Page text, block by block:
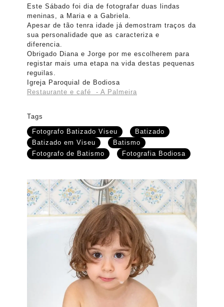
Este Sábado foi dia de fotografar duas lindas
meninas, a Maria e a Gabriela.
Apesar de tão tenra idade já demostram traços da
sua personalidade que as caracteriza e
diferencia.
Obrigado Diana e Jorge por me escolherem para
registar mais uma etapa na vida destas pequenas
reguilas.
Igreja Paroquial de Bodiosa
Restaurante e café - A Palmeira
Tags
Fotografo Batizado Viseu
Batizado
Batizado em Viseu
Batismo
Fotografo de Batismo
Fotografia Bodiosa